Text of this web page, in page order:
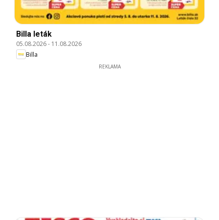
Billa leták
05.08.2026- 11.08.2026
Billa
REKLAMA